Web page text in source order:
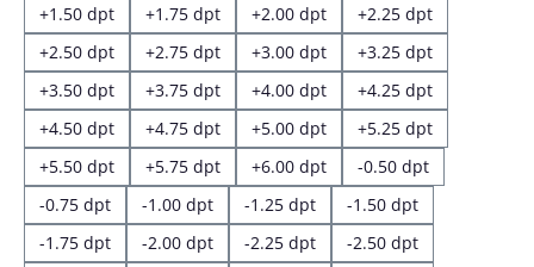
+1.50 dpt
+1.75 dpt +2.00 dpt
+2.25 dpt
+2.50 dpt
+2.75 dpt +3.00 dpt
+3.25 dpt
+3.50 dpt
+3.75 dpt +4.00 dpt
+4.25 dpt
+4.50 dpt
+4.75 dpt +5.00 dpt
+5.25 dpt
+5.50 dpt
+5.75 dpt +6.00 dpt
-0.50 dpt
-0.75 dpt
-1.00 dpt -1.25 dpt
-1.50 dpt
-1.75 dpt
-2.00 dpt -2.25 dpt
-2.50 dpt